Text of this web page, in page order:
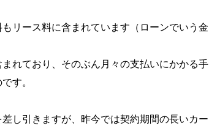
リース料に含まれています（ローンでいう金
まれており、そのぶん月々の支払いにかかる手
す。
し引きますが、昨今では契約期間の長いカー